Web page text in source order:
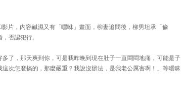
片，內容鹹濕又有「嘿咻」畫面，柳妻追問後，柳男坦承「偷
否認犯行。
了，那天爽到你，可是我昨晚到現在肚子一直悶悶地痛，可能是子
次怎麼搞的，那麼嚴重？我說沒辦法，是我老公厲害啊！」等曖昧